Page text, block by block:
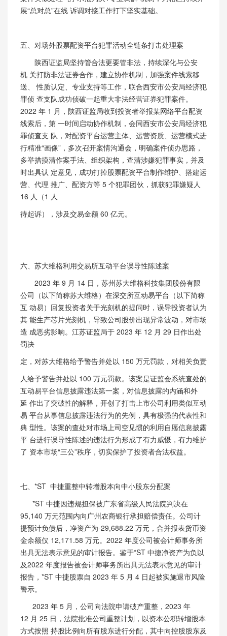
展“总对总”在线 诉调对接工作打下坚实基础。
五、对场外股票配资平台犯罪活动全链条打击处理案
陕西证监局坚持管合法更要管非法，持续深化与公安
机 关打防非法证券合作，建立协作机制，加强案件线索移
送、 性质认定、专业支持等工作，联合西安市公安局经济犯
罪侦 查支队成功侦破一起重大非法经营证券犯罪案件。
2022 年 1 月，陕西证监局收到投资者举报某网络平台配资
线索后，第 一时间启动协作机制，会同西安市公安局经济犯
罪侦查支 队，对配资平台运营主体、运营资质、运营模式进
行精准“画像”，多次召开案情沟通会，明确案件侦办思路，
多举措摸清作案手法、组织架构，查清涉嫌犯罪事实，并及
时出具认 定意见，成功打掉股票配资平台制作维护、搭建运
营、代理 推广、配资方等 5 个犯罪团伙，抓获犯罪嫌疑人
16 人（1 人
待起诉），涉及交易金额 60 亿元。
六、苏大维格利用交易所互动平台误导性陈述案
2023 年 9 月 14 日，苏州苏大维格科技集团股份有限
公司（以下简称苏大维格）在深交所互动易平台（以下简称
互 动易）回复投资者关于光刻机的提问时，误导投资者认为
其 能生产芯片光刻机，导致公司股价出现异常波动，对市场
造 成恶劣影响。江苏证监局于 2023 年 12 月 29 日作出处
罚决
定，对苏大维格给予警告并处以 150 万元罚款，对相关负责
人给予警告并处以 100 万元罚款。该案是证监会系统查处的
互动易平台信息披露违法第一案，对信息披露的内涵和外
延 作出了突破性的解释，开创了打击上市公司利用类似互动
易 平台从事信息披露违法行为的先例，具有极强的代表性和
典 型性。该案的查处对市场上司空见惯的利用自愿信息披露
平 台进行误导性陈述的违法行为形成了有力威慑，有力维护
了 资本市场“三公”秩序，切实保护了投资者合法权益。
七、 *ST 中捷重整中转增股本向中小股东分配案
*ST 中捷因违规担保被广东省高级人民法院判决在
95,140 万元范围内向广州农商银行承担赔偿责任。公司计
提预计负债后，净资产为-29,688.22 万元，合并报表货币资
金余额仅 12,171.58 万元。2022 年度公司被会计师事务所
出具无法表示意见的审计报告。鉴于*ST 中捷净资产为负以
及2022 年度报告被会计师事务所出具无法表示意见的审计
报告，*ST 中捷股票自 2023 年 5 月 4 日起被实施退市风险
警示。
2023 年 5 月，公司向法院申请破产重整，2023 年
12 月 25 日，法院批准公司重整计划，以资本公积转增股本
方式按照 持股比例向所有股东进行分配，其中向控股股东及